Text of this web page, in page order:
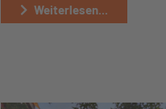
Weiterlesen...